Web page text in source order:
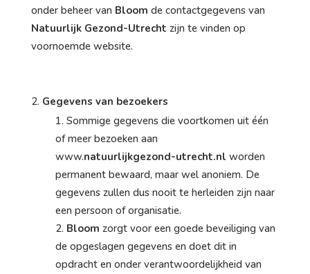
onder beheer van Bloom de contactgegevens van
Natuurlijk Gezond-Utrecht zijn te vinden op
voornoemde website.
Gegevens van bezoekers
Sommige gegevens die voortkomen uit één
of meer bezoeken aan
www.natuurlijkgezond-utrecht.nl worden
permanent bewaard, maar wel anoniem. De
gegevens zullen dus nooit te herleiden zijn naar
een persoon of organisatie.
Bloom zorgt voor een goede beveiliging van
de opgeslagen gegevens en doet dit in
opdracht en onder verantwoordelijkheid van